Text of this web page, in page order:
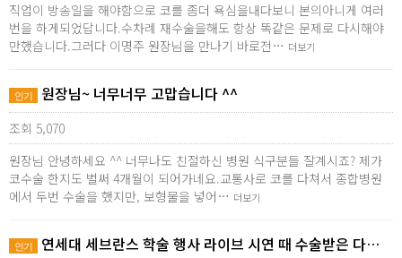
직업이 방송일을 해야함으로 코를 좀더 욕심을내다보니 본의아니게 여러
번을 하게되었답니다.수차례 재수술을해도 항상 똑같은 문제로 다시해야
만했습니다.그러다 이명주 원장님을 만나기 바로전… 더보기
인기 원장님~ 너무너무 고맙습니다 ^^
조회 5,070
원장님 안녕하세요 ^^ 너무나도 친절하신 병원 식구분들 잘계시죠? 제가
코수술 한지도 벌써 4개월이 되어가네요.교통사로 코를 다쳐서 종합병원
에서 두번 수술을 했지만, 보형물을 넣어… 더보기
인기 연세대 세브란스 학술 행사 라이브 시연 때 수술받은 다…